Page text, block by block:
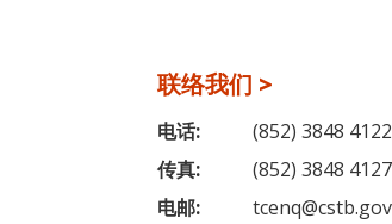
联络我们 >
电话:
(852) 3848 4122
传真:
(852) 3848 4127
电邮: